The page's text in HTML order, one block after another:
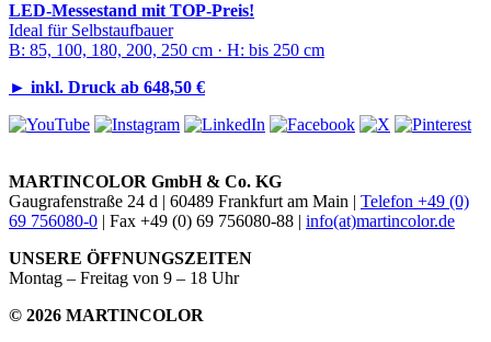
LED-Messestand mit TOP-Preis!
Ideal für Selbstaufbauer
B: 85, 100, 180, 200, 250 cm · H: bis 250 cm
► inkl. Druck ab 648,50 €
MARTINCOLOR GmbH & Co. KG
Gaugrafenstraße 24 d | 60489 Frankfurt am Main | Telefon +49 (0)
69 756080-0 | Fax +49 (0) 69 756080-88 | info(at)martincolor.de
UNSERE ÖFFNUNGSZEITEN
Montag – Freitag von 9 – 18 Uhr
© 2026 MARTINCOLOR